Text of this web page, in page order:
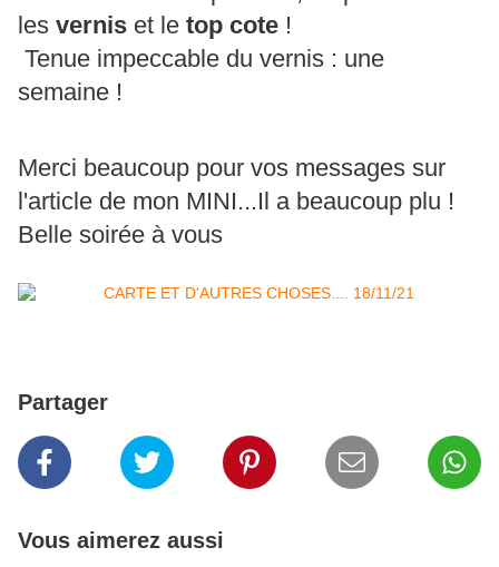
les vernis et le top cote !
Tenue impeccable du vernis : une
semaine !
Merci beaucoup pour vos messages sur
l'article de mon MINI...Il a beaucoup plu !
Belle soirée à vous
Partager
Vous aimerez aussi